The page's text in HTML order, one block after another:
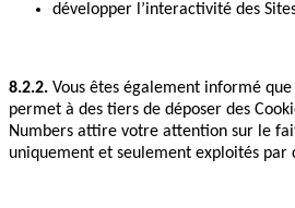
développer l’interactivité des
8.2.2. Vous êtes également informé
permet à des tiers de déposer des
Numbers attire votre attention sur le
uniquement et seulement exploités par